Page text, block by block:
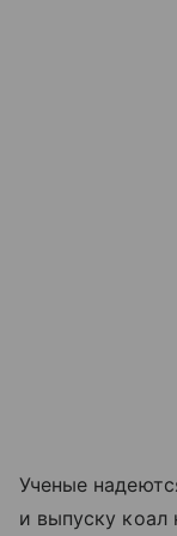
Ученые
и выпуску